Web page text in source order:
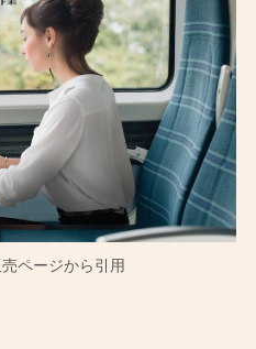
ページから引用